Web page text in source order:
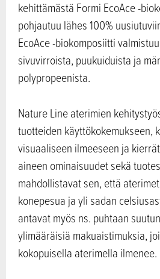
kehittämästä Formi EcoAce -
pohjautuu lähes 100%
EcoAce -biokomposiitti
sivuvirroista, puukuiduista ja
polypropeenista.
Nature Line aterimien
tuotteiden käyttökokemukseen,
visuaaliseen ilmeeseen ja
aineen ominaisuudet sekä
mahdollistavat sen, että
konepesua ja yli sadan
antavat myös ns. puhtaan
ylimääräisiä makuaistimuksia,
kokopuisella aterimella ilmenee.